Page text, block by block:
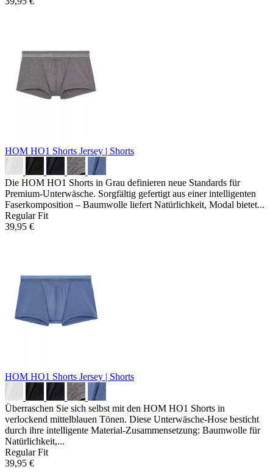
HOM HO1 Shorts Jersey | Shorts
Die HOM HO1 Shorts in Grau definieren neue Standards für
Premium-Unterwäsche. Sorgfältig gefertigt aus einer intelligenten
Faserkomposition – Baumwolle liefert Natürlichkeit, Modal bietet...
Regular Fit
39,95 €
HOM HO1 Shorts Jersey | Shorts
Überraschen Sie sich selbst mit den HOM HO1 Shorts in
verlockend mittelblauen Tönen. Diese Unterwäsche-Hose besticht
durch ihre intelligente Material-Zusammensetzung: Baumwolle für
Natürlichkeit,...
Regular Fit
39,95 €